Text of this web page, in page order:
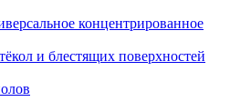
концентрированное
и блестящих поверхностей